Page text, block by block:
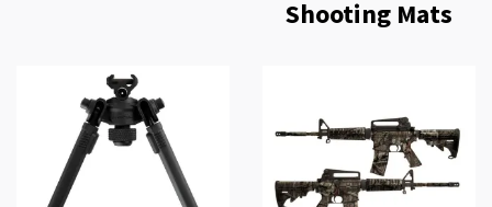
Shooting Mats